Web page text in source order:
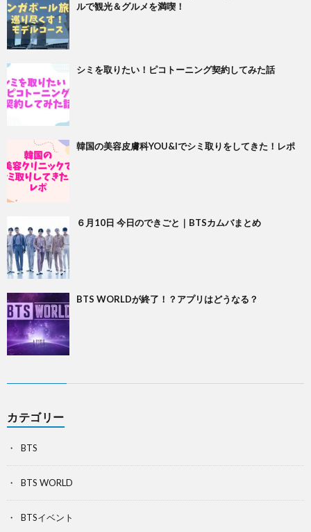
ルで観光＆グルメを満喫！
シミを取りたい！ピコトーニング契約してみた話
韓国の美容皮膚科YOU&Iでシミ取りをしてきた！レポ
６月10日 今日のできごと｜BTSカムバまとめ
BTS WORLDが終了！？アプリはどうなる？
カテゴリー
BTS
BTS WORLD
BTSイベント